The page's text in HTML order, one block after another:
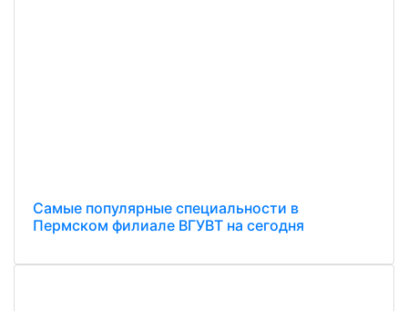
Самые популярные специальности в
Пермском филиале ВГУВТ на сегодня